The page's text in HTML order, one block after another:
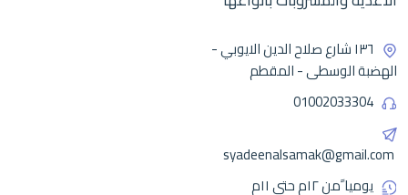
١٣٦ شارع صلاح الدين الايوبي -
الهضبة الوسطى - المقطم
01002033304
syadeenalsamak@gmail.com
يوميا ًمن ١٢م حتى ١١م